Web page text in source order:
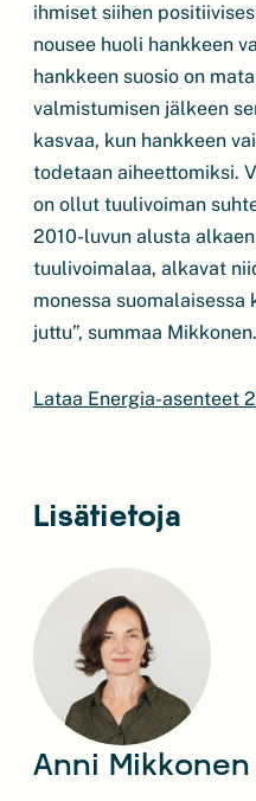
ihmiset siihen
nousee huoli hankkeen
hankkeen suosio on
valmistumisen jälkeen
kasvaa, kun hankkeen
todetaan aiheettomiksi.
on ollut tuulivoiman
2010-luvun alusta
tuulivoimalaa, alkavat
monessa
juttu”, summaa Mikkonen.
Lataa Energia-asenteet
Lisätietoja
Anni Mikkonen